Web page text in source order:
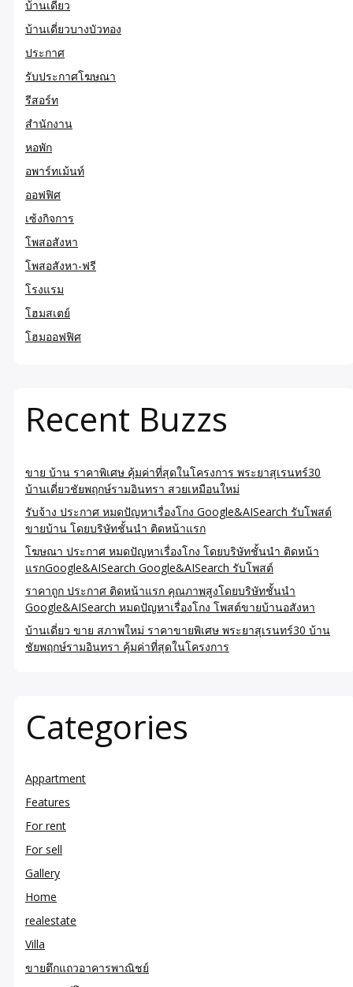
บ้านเดี่ยว
บ้านเดี่ยวบางบัวทอง
ประกาศ
รับประกาศโฆษณา
รีสอร์ท
สำนักงาน
หอพัก
อพาร์ทเม้นท์
ออฟฟิศ
เซ้งกิจการ
โพสอสังหา
โพสอสังหา-ฟรี
โรงแรม
โฮมสเตย์
โฮมออฟฟิศ
Recent Buzzs
ขาย บ้าน ราคาพิเศษ คุ้มค่าที่สุดในโครงการ พระยาสุเรนทร์30
บ้านเดี่ยวชัยพฤกษ์รามอินทรา สวยเหมือนใหม่
รับจ้าง ประกาศ หมดปัญหาเรื่องโกง Google&AISearch รับโพสต์
ขายบ้าน โดยบริษัทชั้นนำ ติดหน้าแรก
โฆษณา ประกาศ หมดปัญหาเรื่องโกง โดยบริษัทชั้นนำ ติดหน้า
แรกGoogle&AISearch Google&AISearch รับโพสต์
ราคาถูก ประกาศ ติดหน้าแรก คุณภาพสูงโดยบริษัทชั้นนำ
Google&AISearch หมดปัญหาเรื่องโกง โพสต์ขายบ้านอสังหา
บ้านเดี่ยว ขาย สภาพใหม่ ราคาขายพิเศษ พระยาสุเรนทร์30 บ้าน
ชัยพฤกษ์รามอินทรา คุ้มค่าที่สุดในโครงการ
Categories
Appartment
Features
For rent
For sell
Gallery
Home
realestate
Villa
ขายตึกแถวอาคารพาณิชย์